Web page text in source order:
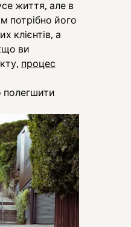
життя, але в
потрібно його
клієнтів, а
ви
процес
полегшити